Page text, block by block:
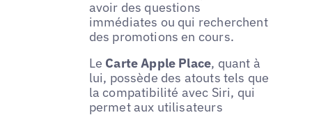
avoir des questions
immédiates ou qui recherchent
des promotions en cours.
Le Carte Apple Place, quant à
lui, possède des atouts tels que
la compatibilité avec Siri, qui
permet aux utilisateurs